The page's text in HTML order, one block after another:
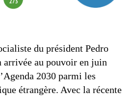
du président Pedro
arrivée au pouvoir en juin
2030 parmi les
étrangère. Avec la récente